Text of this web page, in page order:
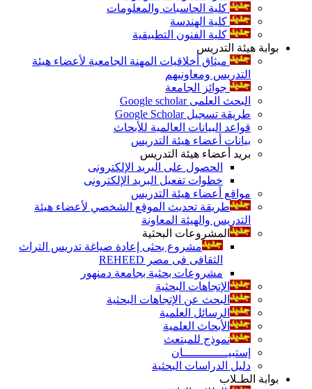
كلية الحاسبات والمعلومات
كلية الهندسة
كلية الفنون التطبيقية
بوابة هيئة التدريس
ميثاق أخلاقيات المهنة الجامعية لأعضاء هيئة
التدريس ومعاونيهم
جوائز الجامعة
البحث العلمى Google scholar
طريقة تسجيل Google Scholar
قواعد البيانات العالمية للأبحاث
بيانات أعضاء هيئة التدريس
بريد أعضاء هيئة التدريس
الحصول على البريد الإلكترونى
خطوات تفعيل البريد الإلكترونى
مواقع أعضاء هيئة التدريس
طريقة تحديث الموقع الشخصي لأعضاء هيئة
التدريس والهيئة المعاونة
المشروعات البحثية
مشروع بحثى إعادة صياغة تدريس التراث
الثقافى فى مصر REHEED
مشروعات بحثية بجامعة دمنهور
الإتجاهات البحثية
البحث عن الإتجاهات البحثية
الرسائل العلمية
الأبحاث العلمية
نموذج للمبتعث
إستبيـــــــــــــان
دليل الدراسات البحثية
بوابة الطـلاب